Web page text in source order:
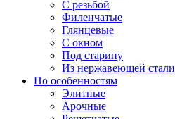
С резьбой
Филенчатые
Глянцевые
С окном
Под старину
Из нержавеющей стали
По особенностям
Элитные
Арочные